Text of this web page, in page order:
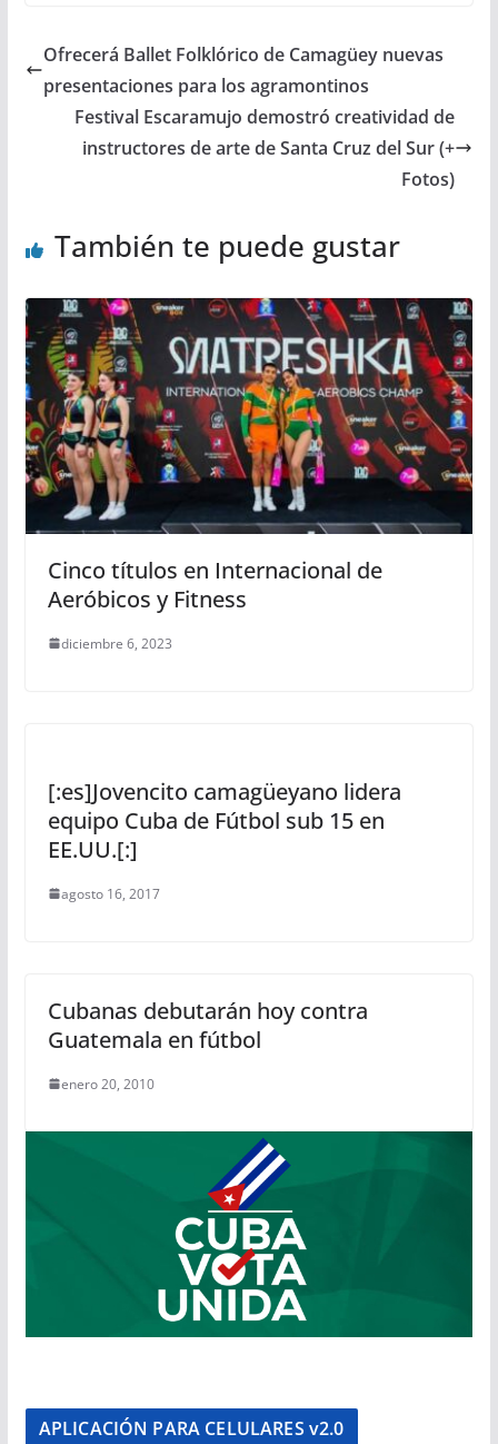
Ofrecerá Ballet Folklórico de Camagüey nuevas
presentaciones para los agramontinos
Festival Escaramujo demostró creatividad de
instructores de arte de Santa Cruz del Sur (+
Fotos)
También te puede gustar
Cinco títulos en Internacional de
Aeróbicos y Fitness
diciembre 6, 2023
[:es]Jovencito camagüeyano lidera
equipo Cuba de Fútbol sub 15 en
EE.UU.[:]
agosto 16, 2017
Cubanas debutarán hoy contra
Guatemala en fútbol
enero 20, 2010
APLICACIÓN PARA CELULARES v2.0